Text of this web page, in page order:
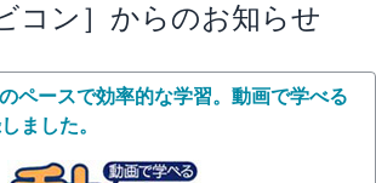
コン］からのお知らせ
ペースで効率的な学習。動画で学べる
ました。